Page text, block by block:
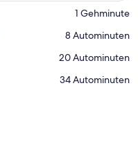
‪1 Gehminute‬
‪8 Autominuten‬
‪20 Autominuten‬
‪34 Autominuten‬